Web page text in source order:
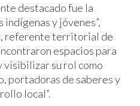
destacado fue la
y jóvenes”,
referente territorial de
espacios para
su rol como
portadoras de saberes y
local”.